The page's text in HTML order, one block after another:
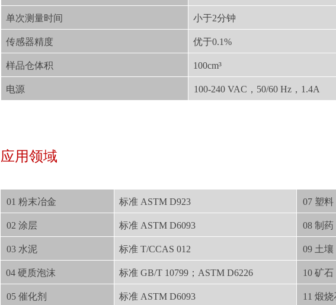
单次测量时间 小于2分钟
传感器精度 优于0.1%
样品仓体积 100cm³
电源 100-240 VAC，50/60 Hz，1.4A
应用领域
01 粉末冶金 标准 ASTM D923 07 塑料
02 涂层 标准 ASTM D6093 08 制药
03 水泥 标准 T/CCAS 012 09 土壤
04 硬质泡沫 标准 GB/T 10799；ASTM D6226 10 矿石
05 催化剂 标准 ASTM D6093 11 煅